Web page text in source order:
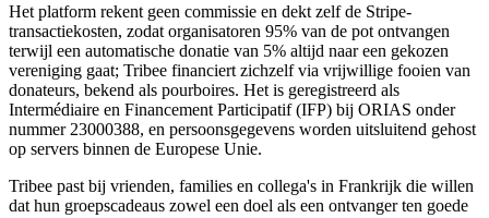
Het platform rekent geen commissie en dekt zelf de Stripe-
transactiekosten, zodat organisatoren 95% van de pot ontvangen
terwijl een automatische donatie van 5% altijd naar een gekozen
vereniging gaat; Tribee financiert zichzelf via vrijwillige fooien van
donateurs, bekend als pourboires. Het is geregistreerd als
Intermédiaire en Financement Participatif (IFP) bij ORIAS onder
nummer 23000388, en persoonsgegevens worden uitsluitend gehost
op servers binnen de Europese Unie.
Tribee past bij vrienden, families en collega's in Frankrijk die willen
dat hun groepscadeaus zowel een doel als een ontvanger ten goede